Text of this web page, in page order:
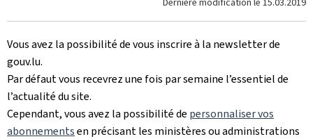
Vous avez la possibilité de vous inscrire à la newsletter de
gouv.lu.
Par défaut vous recevrez une fois par semaine l’essentiel de
l’actualité du site.
Cependant, vous avez la possibilité de personnaliser vos
abonnementsen précisant les ministères ou administrations